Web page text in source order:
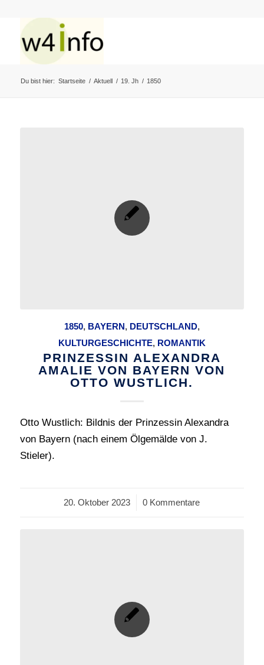
Du bist hier: Startseite / Aktuell / 19. Jh / 1850
1850, BAYERN, DEUTSCHLAND,
KULTURGESCHICHTE, ROMANTIK
PRINZESSIN ALEXANDRA
AMALIE VON BAYERN VON
OTTO WUSTLICH.
Otto Wustlich: Bildnis der Prinzessin Alexandra
von Bayern (nach einem Ölgemälde von J.
Stieler).
20. Oktober 2023
/ 0 Kommentare